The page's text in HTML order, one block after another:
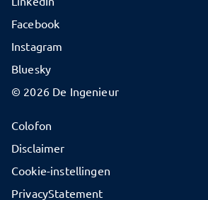
© 2026 De Ingenieur
Colofon
Disclaimer
Cookie-instellingen
PrivacyStatement
Facebook
Instagram
Bluesky